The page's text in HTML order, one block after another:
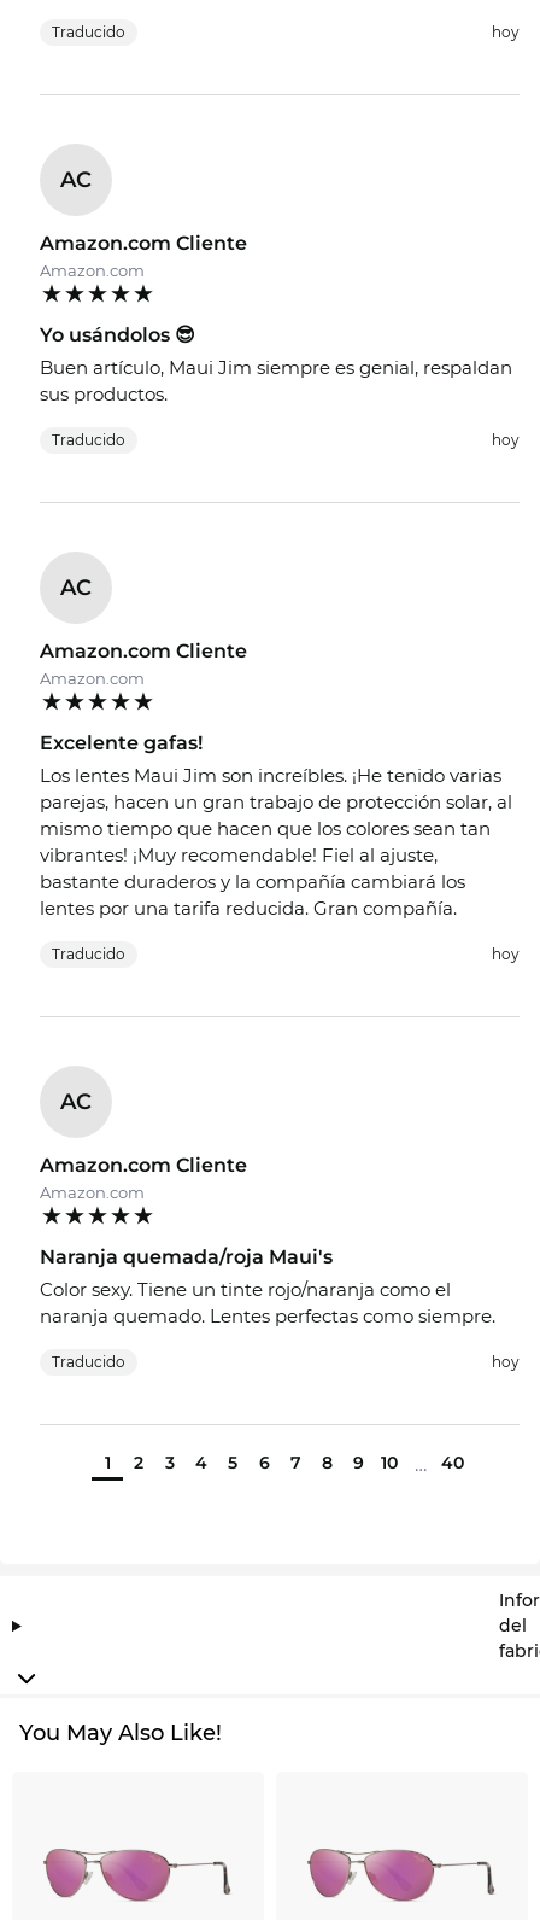
Traducido hoy
AC
Amazon.com Cliente
Amazon.com
Yo usándolos 😎
Buen artículo, Maui Jim siempre es genial, respaldan
sus productos.
Traducido hoy
AC
Amazon.com Cliente
Amazon.com
Excelente gafas!
Los lentes Maui Jim son increíbles. ¡He tenido varias
parejas, hacen un gran trabajo de protección solar, al
mismo tiempo que hacen que los colores sean tan
vibrantes! ¡Muy recomendable! Fiel al ajuste,
bastante duraderos y la compañía cambiará los
lentes por una tarifa reducida. Gran compañía.
Traducido hoy
AC
Amazon.com Cliente
Amazon.com
Naranja quemada/roja Maui's
Color sexy. Tiene un tinte rojo/naranja como el
naranja quemado. Lentes perfectas como siempre.
Traducido hoy
1 2 3 4 5 6 7 8 9 10 … 40
del
You May Also Like!